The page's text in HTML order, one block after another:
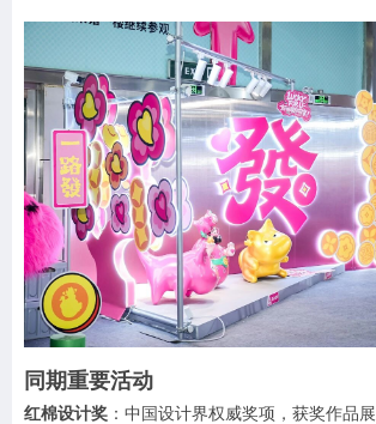
同期重要活动
红棉设计奖 ：中国设计界权威奖项，获奖作品展